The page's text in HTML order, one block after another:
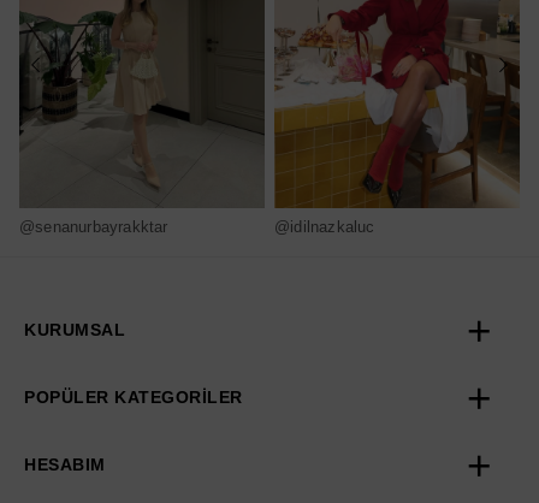
@senanurbayrakktar @idilnazkaluc
KURUMSAL
POPÜLER KATEGORİLER
HESABIM